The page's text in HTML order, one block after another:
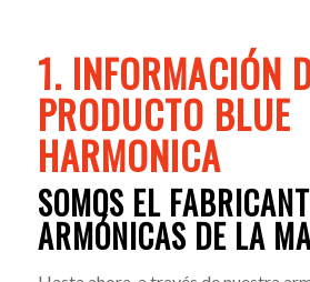
1. INFORMACIÓN
PRODUCTO BLUE
HARMONICA
SOMOS EL
ARMÓNICAS DE LA